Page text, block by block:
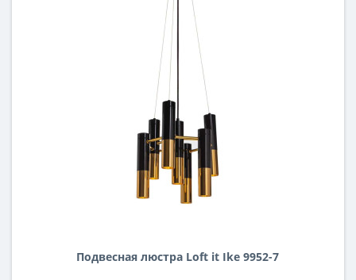
Подвесная люстра Loft it Ike 9952-7